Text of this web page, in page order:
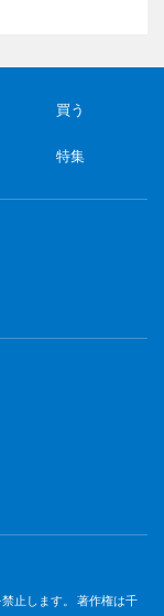
買う
特集
止します。 著作権は千